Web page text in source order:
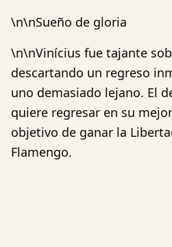
\n\nSueño de gloria
\n\nVinícius fue tajante
descartando un regreso
uno demasiado lejano. El
quiere regresar en su
objetivo de ganar la
Flamengo.